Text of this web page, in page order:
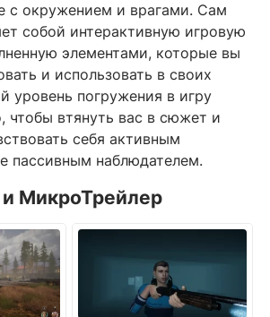
с окружением и врагами. Сам
собой интерактивную игровую
элементами, которые вы
и использовать в своих
уровень погружения в игру
чтобы втянуть вас в сюжет и
себя активным
пассивным наблюдателем.
МикроТрейлер